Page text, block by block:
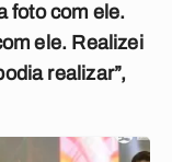
foto com ele.
ele. Realizei
realizar”,